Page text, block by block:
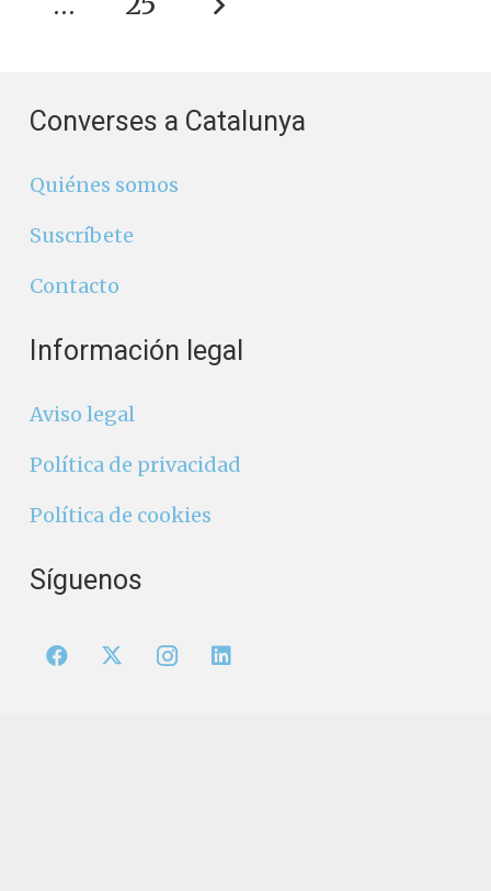
Converses a Catalunya
Quiénes somos
Suscríbete
Contacto
Información legal
Aviso legal
Política de privacidad
Política de cookies
Síguenos